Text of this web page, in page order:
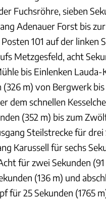
Fuchsröhre, sieben
Adenauer Forst bis
101 auf der linken
Metzgesfeld, acht
bis Einlenken Lauda-
(326 m) von Bergwerk bis
dem schnellen
(352 m) bis zum
Steilstrecke für drei
Karussell für sechs
für zwei Sekunden
(136 m) und
für 25 Sekunden (1765